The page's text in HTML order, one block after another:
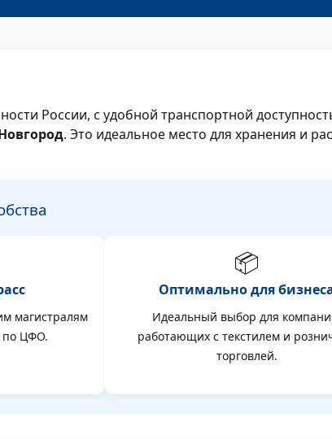
России, с удобной транспортной
. Это идеальное место для хранения и
магистралям
по ЦФО.
📦
Оптимально для
Идеальный выбор для
работающих с текстилем и
торговлей.